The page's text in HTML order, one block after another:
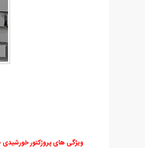
ویژگی های پروژکتور